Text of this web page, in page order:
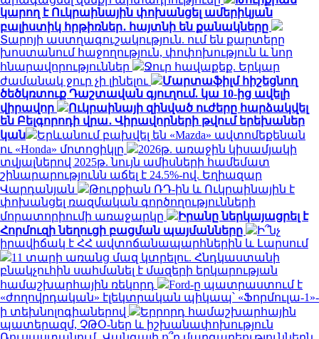
կարող է Ուկրաինային փոխանցել ամերիկյան
բալիստիկ հրթիռներ․ հայտնի են քանակները
Տարոյի աստղագուշակություն. ում են քարտերը
խոստանում հաջողություն, փոփոխություն և նոր
հնարավորություններ
Ջուր հավաքեք. Երկար
ժամանակ ջուր չի լինելու
Մարտաֆիլմ հիշեցնող
ծեծկռտուք Դաշտավան գյուղում. կա 10-ից ավելի
վիրավոր
Ուկրաինայի զինված ուժերը հարձակվել
են Բելգորոդի վրա․ Վիրավորների թվում երեխաներ
կան
Երևանում բախվել են «Mazda» ավտոմեքենան
ու «Honda» մոտոցիկլը
2026թ. առաջին կիսամյակի
տվյալներով 2025թ. նույն ամիսների համեմատ
շինարարությունն աճել է 24.5%-ով. Եղիազար
Վարդանյան
Թուրքիան ՌԴ-ին և Ուկրաինային է
փոխանցել ռազմական գործողությունների
մորատորիումի առաջարկը
Իրանը ներկայացրել է
Հորմուզի նեղուցի բացման պայմանները
Ի՞նչ
իրավիճակ է ՀՀ ավտոճանապարհներին և Լարսում
11 տարի առանց մազ կտրելու. Հնդկաստանի
բնակչուհին սահմանել է մազերի երկարության
համաշխարհային ռեկորդ
Ford-ը պատրաստում է
«ժողովրդական» էլեկտրական պիկապ՝ «Ֆորմուլա-1»-
ի տեխնոլոգիաներով
Երրորդ համաշխարհային
պատերազմ, ՉԹՕ-ներ և իշխանափոխություն